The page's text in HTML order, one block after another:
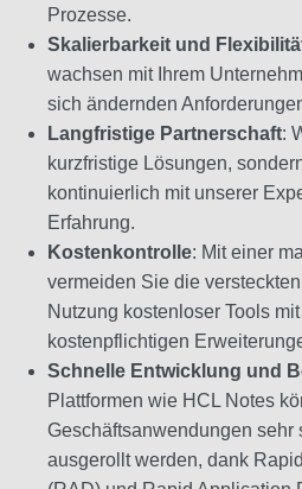
Prozesse.
Skalierbarkeit und
wachsen mit Ihrem
sich ändernden
Langfristige Partnerschaft:
kurzfristige Lösungen,
kontinuierlich mit unserer
Erfahrung.
Kostenkontrolle: Mit einer
vermeiden Sie die
Nutzung kostenloser Tools
kostenpflichtigen
Schnelle Entwicklung und
Plattformen wie HCL Notes
Geschäftsanwendungen sehr
ausgerollt werden, dank